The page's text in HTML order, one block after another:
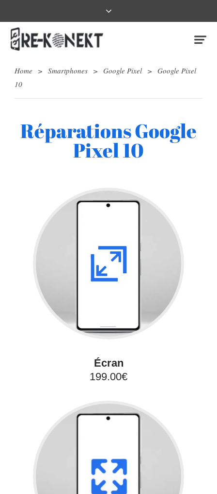
Home > Smartphones > Google Pixel > Google Pixel
10
Réparations Google
Pixel 10
Écran
199.00€